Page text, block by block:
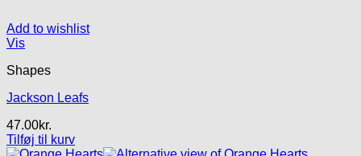
Add to wishlist
Vis
Shapes
Jackson Leafs
47.00kr.
Tilføj til kurv